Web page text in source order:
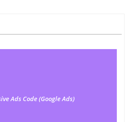
Ads Code (Google Ads)